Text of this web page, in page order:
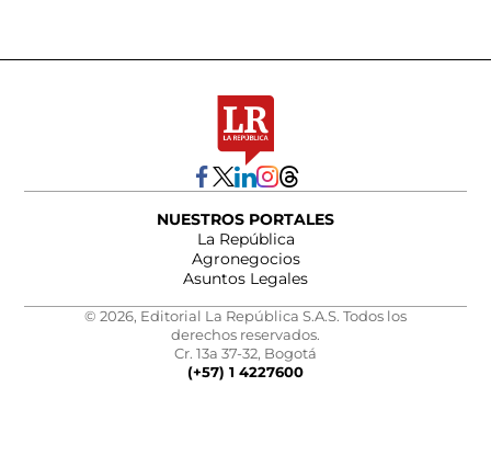
NUESTROS PORTALES
La República
Agronegocios
Asuntos Legales
© 2026, Editorial La República S.A.S. Todos los
derechos reservados.
Cr. 13a 37-32, Bogotá
(+57) 1 4227600